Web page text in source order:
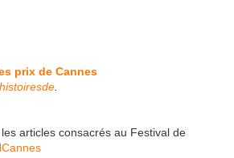
prix de Cannes
articles consacrés au Festival de